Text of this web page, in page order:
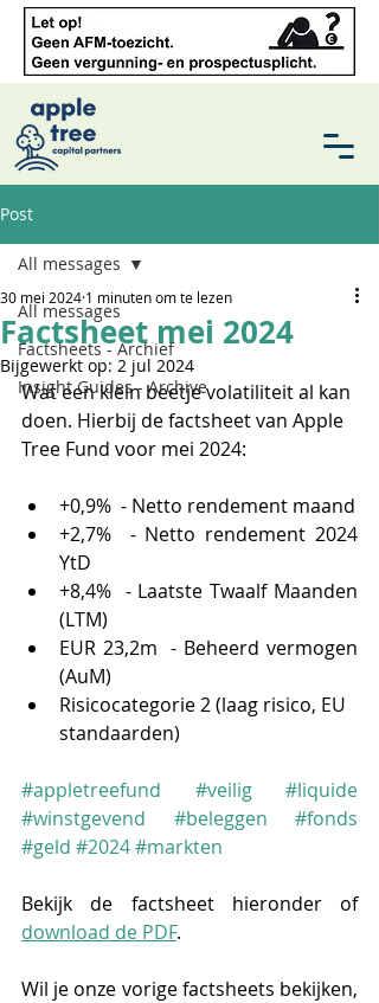
Post
All messages
Factsheets - Archief
Insight Guides - Archive
All messages
Factsheet mei 2024
30 mei 2024 1 minuten om te lezen
Bijgewerkt op: 2 jul 2024
Wat een klein beetje volatiliteit al kan
doen. Hierbij de factsheet van Apple
Tree Fund voor mei 2024:
+0,9%  - Netto rendement maand
+2,7%  - Netto rendement 2024
YtD
+8,4%  - Laatste Twaalf Maanden
(LTM)
EUR 23,2m  - Beheerd vermogen
(AuM)
Risicocategorie 2 (laag risico, EU
standaarden)
#appletreefund #veilig
#liquide
#winstgevend
#beleggen
#fonds
#geld #2024#markten
Bekijk de factsheet hieronder of
download de PDF.
Wil je onze vorige factsheets bekijken,